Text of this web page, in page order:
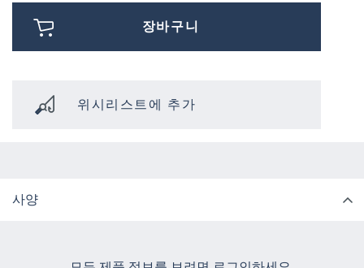
장바구니
위시리스트에 추가
사양